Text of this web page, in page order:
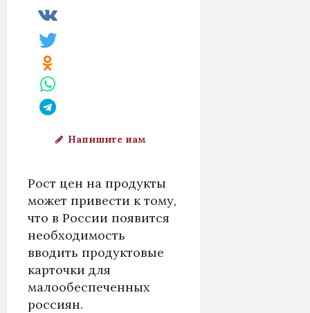
Напишите нам
Рост цен на продукты
может привести к тому,
что в России появится
необходимость
вводить продуктовые
карточки для
малообеспеченных
россиян.